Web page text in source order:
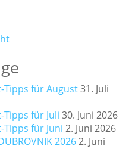
Tipps für August31. Juli
Tipps für Juli 30. Juni 2026
Tipps für Juni 2. Juni 2026
20262. Juni